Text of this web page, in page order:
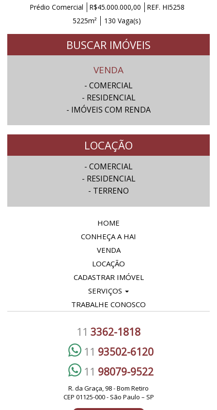
Prédio Comercial R$45.000.000,00
REF. HI5258
5225m²
130 Vaga(s)
BUSCAR IMÓVEIS
VENDA
- COMERCIAL
- RESIDENCIAL
- IMÓVEIS COM RENDA
LOCAÇÃO
- COMERCIAL
- RESIDENCIAL
- TERRENO
HOME
CONHEÇA A HAI
VENDA
LOCAÇÃO
CADASTRAR IMÓVEL
SERVIÇOS
TRABALHE CONOSCO
11 3362-1818
11 93502-6120
11 98079-9522
R. da Graça, 98 - Bom Retiro
CEP 01125-000 - São Paulo – SP